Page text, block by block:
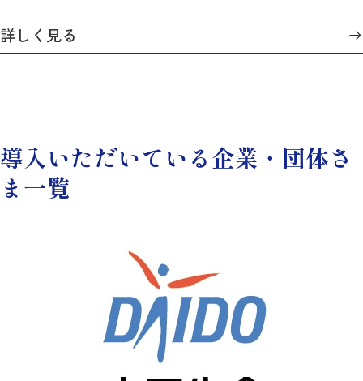
詳しく見る
導入いただいている企業・団体さ
ま一覧